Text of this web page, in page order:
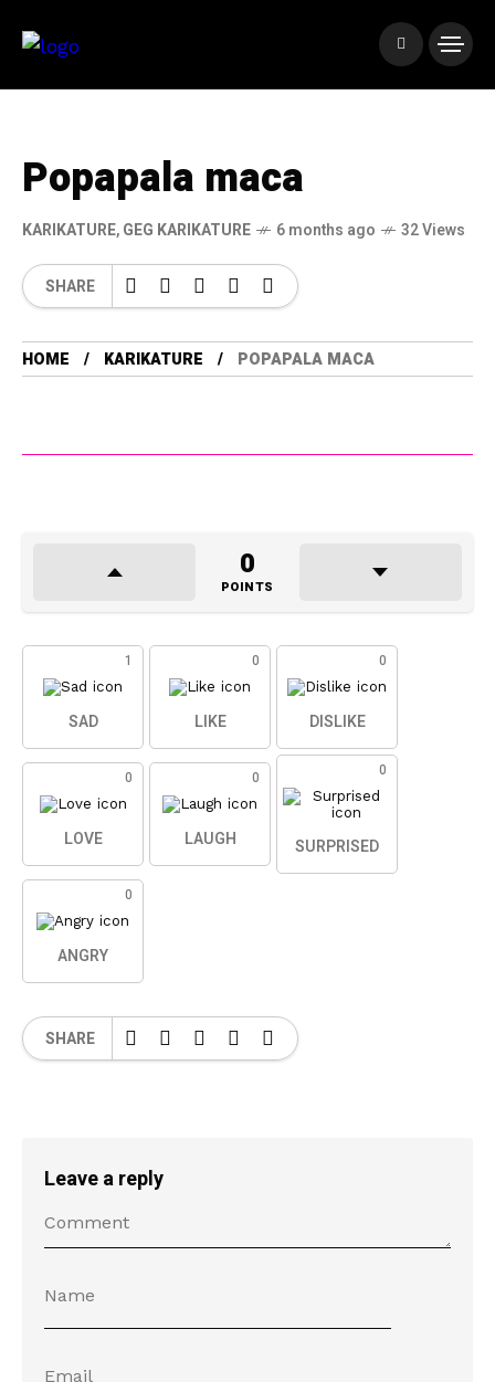
Popapala maca
KARIKATURE,GEG KARIKATURE 6 months ago 32 Views
SHARE
HOME KARIKATURE POPAPALA MACA
0
POINTS
1
SAD
0
LIKE
0
DISLIKE
0
LOVE
0
LAUGH
0
SURPRISED
0
ANGRY
SHARE
Leave a reply